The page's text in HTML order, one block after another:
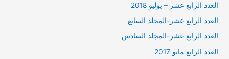
العدد الرابع عشر – يوليو 2018
العدد الرابع عشر-المجلد السابع
العدد الرابع عشر-المجلد السادس
العدد الرابع مايو 2017